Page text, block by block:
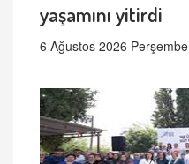
yaşamını yitirdi
6 Ağustos 2026 Perşembe